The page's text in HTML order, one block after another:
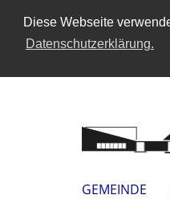
Diese Webseite
Datenschutzerklärung.
GEMEINDE